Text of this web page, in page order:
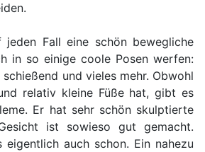
jeden Fall eine schön bewegliche
in so einige coole Posen werfen:
und vieles mehr. Obwohl
relativ kleine Füße hat, gibt es
Er hat sehr schön skulptierte
ist sowieso gut gemacht.
eigentlich auch schon. Ein nahezu